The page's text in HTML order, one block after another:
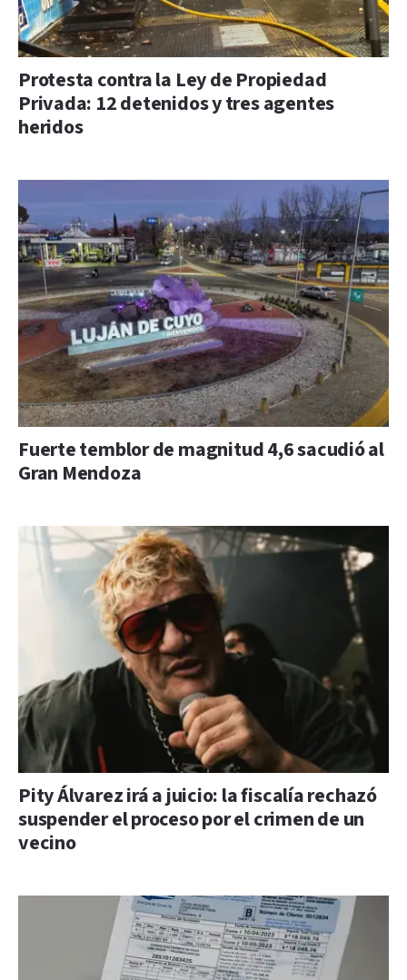
Protesta contra la Ley de Propiedad
Privada: 12 detenidos y tres agentes
heridos
Fuerte temblor de magnitud 4,6 sacudió al
Gran Mendoza
Pity Álvarez irá a juicio: la fiscalía rechazó
suspender el proceso por el crimen de un
vecino